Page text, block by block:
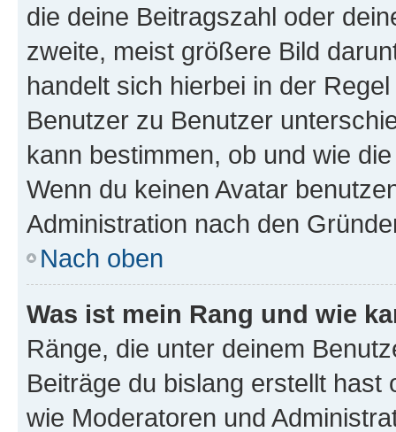
die deine Beitragszahl oder
zweite, meist größere Bild
handelt sich hierbei in der
Benutzer zu Benutzer
kann bestimmen, ob und wie
Wenn du keinen Avatar
Administration nach den
Nach oben
Was ist mein Rang und wie
Ränge, die unter deinem
Beiträge du bislang erstellt
wie Moderatoren und